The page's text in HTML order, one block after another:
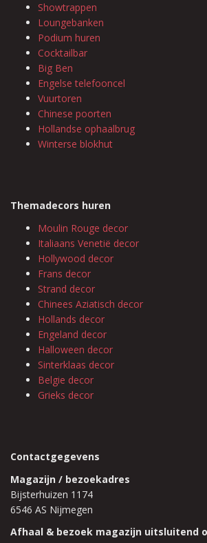
Showtrappen
Loungebanken
Podium huren
Cocktailbar
Big Ben
Engelse telefooncel
Vuurtoren
Chinese poorten
Hollandse ophaalbrug
Winterse blokhut
Themadecors huren
Moulin Rouge decor
Italiaans Venetië decor
Hollywood decor
Frans decor
Strand decor
Chinees Aziatisch decor
Hollands decor
Engeland decor
Halloween decor
Sinterklaas decor
Belgie decor
Grieks decor
Contactgegevens
Magazijn / bezoekadres
Bijsterhuizen 1174
6546 AS Nijmegen
Afhaal & bezoek magazijn uitsluitend